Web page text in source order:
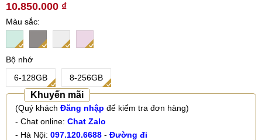
10.850.000 ₫
Màu sắc
Bộ nhớ
6-128GB
8-256GB
Khuyến mãi
(Quý khách Đăng nhập để kiểm tra đơn hàng)
- Chat online: Chat Zalo
- Hà Nội: 097.120.6688 - Đường đi